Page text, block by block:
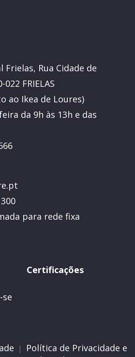
Rua Cidade de
022 FRIELAS
ao Ikea de Loures)
da 9h às 13h e das
para rede fixa
se
Certificações
| Política de Privacidade e